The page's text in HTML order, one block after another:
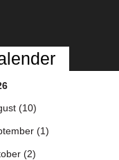
(10)
(1)
(2)